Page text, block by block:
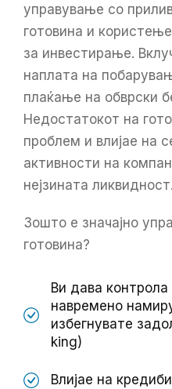
управување со
готовина и
за инвестирање.
наплата на
плаќање на обврски
Недостатокот на
проблем и влијае на
активности на
нејзината ликвидност.
Зошто е значајно
готовина?
Ви дава
навремено
избегнувате
king)
Влијае на